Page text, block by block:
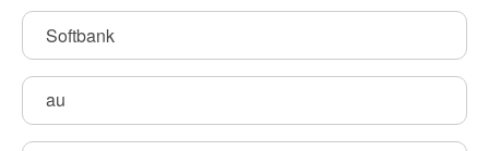
Softbank
au